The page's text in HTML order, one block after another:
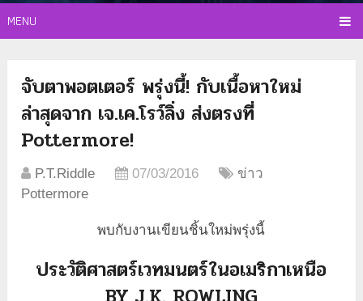
MENU
จับตาพอตเตอร์ พรุ่งนี้! กับเนื้อหาใหม่
ล่าสุดจาก เจ.เค.โรว์ลิ่ง ส่งตรงที่
Pottermore!
P.T.Riddle 07/03/2016
ข่าว
Pottermore
พบกับงานเขียนชิ้นใหม่พรุ่งนี้
ประวัติศาสตร์เวทมนตร์ในอเมริกาเหนือ